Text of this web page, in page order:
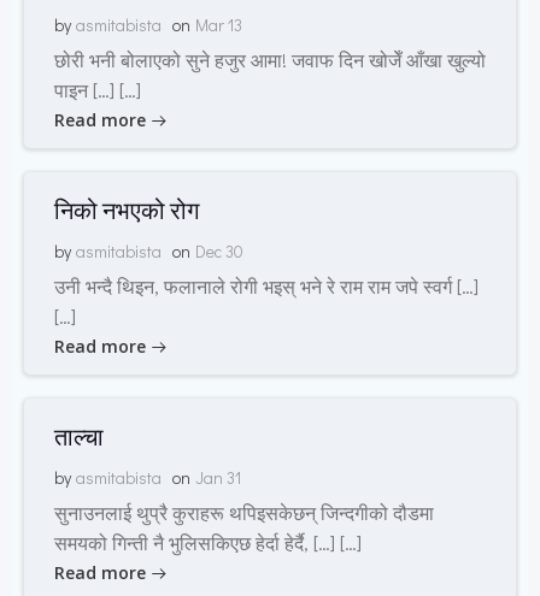
by asmitabista on Mar 13
छोरी भनी बोलाएको सुने हजुर आमा! जवाफ दिन खोजेँ आँखा खुल्यो
पाइन […] […]
Read more
निको नभएको रोग
by asmitabista on Dec 30
उनी भन्दै थिइन, फलानाले रोगी भइस् भने रे राम राम जपे स्वर्ग […]
[…]
Read more
ताल्चा
by asmitabista on Jan 31
सुनाउनलाई थुप्रै कुराहरू थपिइसकेछन् जिन्दगीको दौडमा
समयको गिन्ती नै भुलिसकिएछ हेर्दा हेर्दै, […] […]
Read more